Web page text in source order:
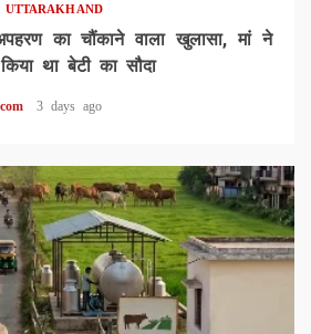
UTTARAKHAND
का चौंकाने वाला खुलासा, मां ने
था बेटी का सौदा
3 days ago